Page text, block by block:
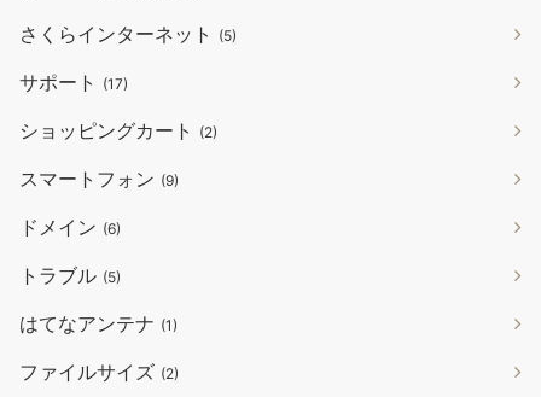
さくらインターネット (5)
サポート (17)
ショッピングカート (2)
スマートフォン (9)
ドメイン (6)
トラブル (5)
はてなアンテナ (1)
ファイルサイズ (2)